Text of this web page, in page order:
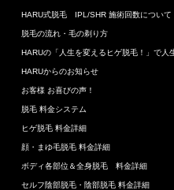
HARU式脱毛 IPL/SHR 施術回数について
脱毛の流れ・毛の剃り方
HARUの「人生を変えるヒゲ脱毛！」で人
HARUからのお知らせ
お客様 お喜びの声！
脱毛 料金システム
ヒゲ脱毛 料金詳細
顔・まゆ毛脱毛 料金詳細
ボディ各部位＆全身脱毛 料金詳細
セルフ陰部脱毛・陰部脱毛 料金詳細